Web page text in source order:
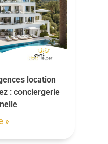
location
: conciergerie
»